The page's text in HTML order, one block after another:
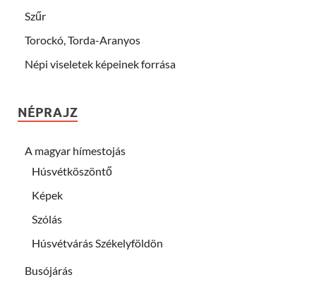
Szűr
Torockó, Torda-Aranyos
Népi viseletek képeinek forrása
NÉPRAJZ
A magyar hímestojás
Húsvétköszöntő
Képek
Szólás
Húsvétvárás Székelyföldön
Busójárás